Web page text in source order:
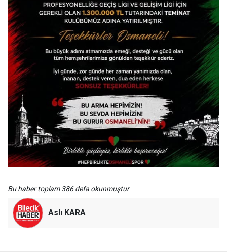
Bu haber toplam 386 defa okunmuştur
Aslı KARA